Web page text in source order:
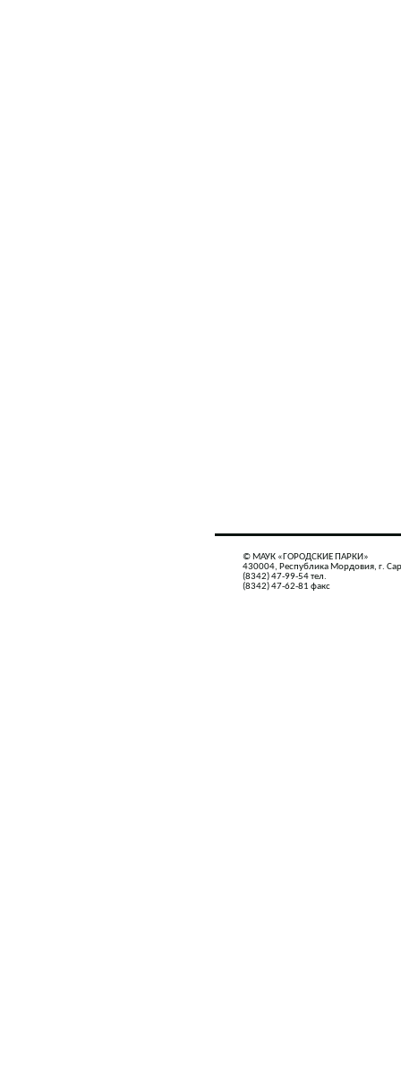
© МАУК «ГОРОДСКИЕ ПАРКИ»
430004, Республика Мордовия, г.
(8342) 47-99-54 тел.
(8342) 47-62-81 факс